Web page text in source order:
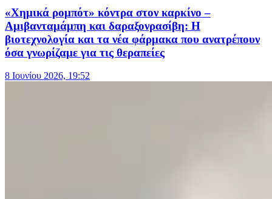
«Χημικά ρομπότ» κόντρα στον καρκίνο –
Αμιβανταμάμπη και δαραξονρασίβη: Η
βιοτεχνολογία και τα νέα φάρμακα που ανατρέπουν
όσα γνωρίζαμε για τις θεραπείες
8 Ιουνίου 2026, 19:52